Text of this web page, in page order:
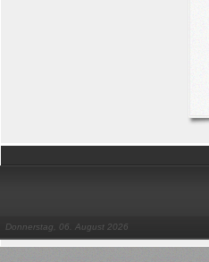
Donnerstag, 06. August 2026